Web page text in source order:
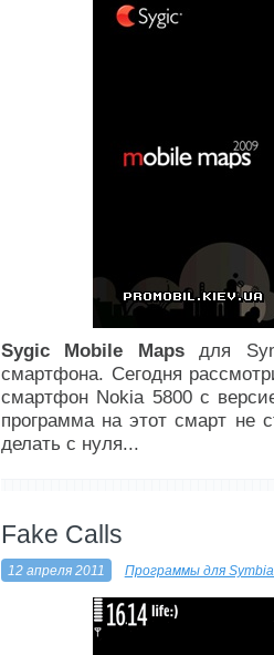
Sygic Mobile Mapsдля
смартфона. Сегодня
смартфон Nokia 5800 с
программа на этот смарт не
делать с нуля...
Fake Calls
12 апреля 2011 Программы для